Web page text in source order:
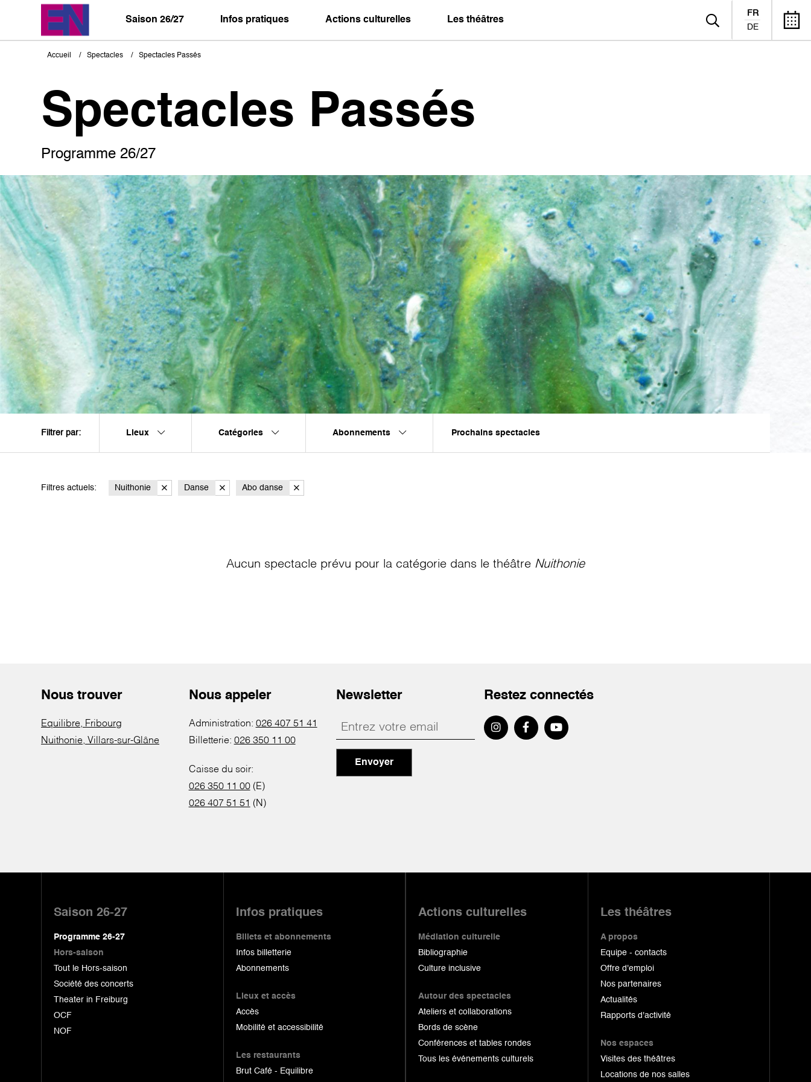
Saison 26/27 Infos pratiques Actions culturelles Les théâtres
FR
DE
Fil
Accueil Spectacles Spectacles Passés
Spectacles Passés
Programme 26/27
Filtrer par: Lieux Catégories Abonnements Prochains spectacles
Filtres actuels: Nuithonie Danse Abo danse
Aucun spectacle prévu pour la catégorie dans le théâtre Nuithonie
Nous trouver
Equilibre, Fribourg
Nuithonie, Villars-sur-Glâne
Nous appeler
Administration: 026 407 51 41
Billetterie: 026 350 11 00
Caisse du soir:
026 350 11 00(E)
026 407 51 51 (N)
Newsletter
Envoyer
Restez connectés
Saison 26-27
Programme 26-27
Hors-saison
Tout le Hors-saison
Société des concerts
Theater in Freiburg
OCF
NOF
Infos pratiques
Billets et abonnements
Infos billetterie
Abonnements
Lieux et accès
Accès
Mobilité et accessibilité
Les restaurants
Brut Café - Equilibre
Actions culturelles
Médiation culturelle
Bibliographie
Culture inclusive
Autour des spectacles
Ateliers et collaborations
Bords de scène
Conférences et tables rondes
Tous les événements culturels
Les théâtres
A propos
Equipe - contacts
Offre d'emploi
Nos partenaires
Actualités
Rapports d'activité
Nos espaces
Visites des théâtres
Locations de nos salles